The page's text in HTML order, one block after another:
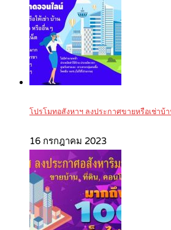
โปรโมทอสังหาฯ ลงประกาศขายหรือเช่าบ้
16 กรกฎาคม 2023